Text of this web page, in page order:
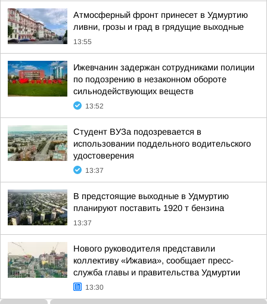
Атмосферный фронт принесет в Удмуртию
ливни, грозы и град в грядущие выходные
13:55
Ижевчанин задержан сотрудниками полиции
по подозрению в незаконном обороте
сильнодействующих веществ
13:52
Студент ВУЗа подозревается в
использовании поддельного водительского
удостоверения
13:37
В предстоящие выходные в Удмуртию
планируют поставить 1920 т бензина
13:37
Нового руководителя представили
коллективу «Ижавиа», сообщает пресс-
служба главы и правительства Удмуртии
13:30